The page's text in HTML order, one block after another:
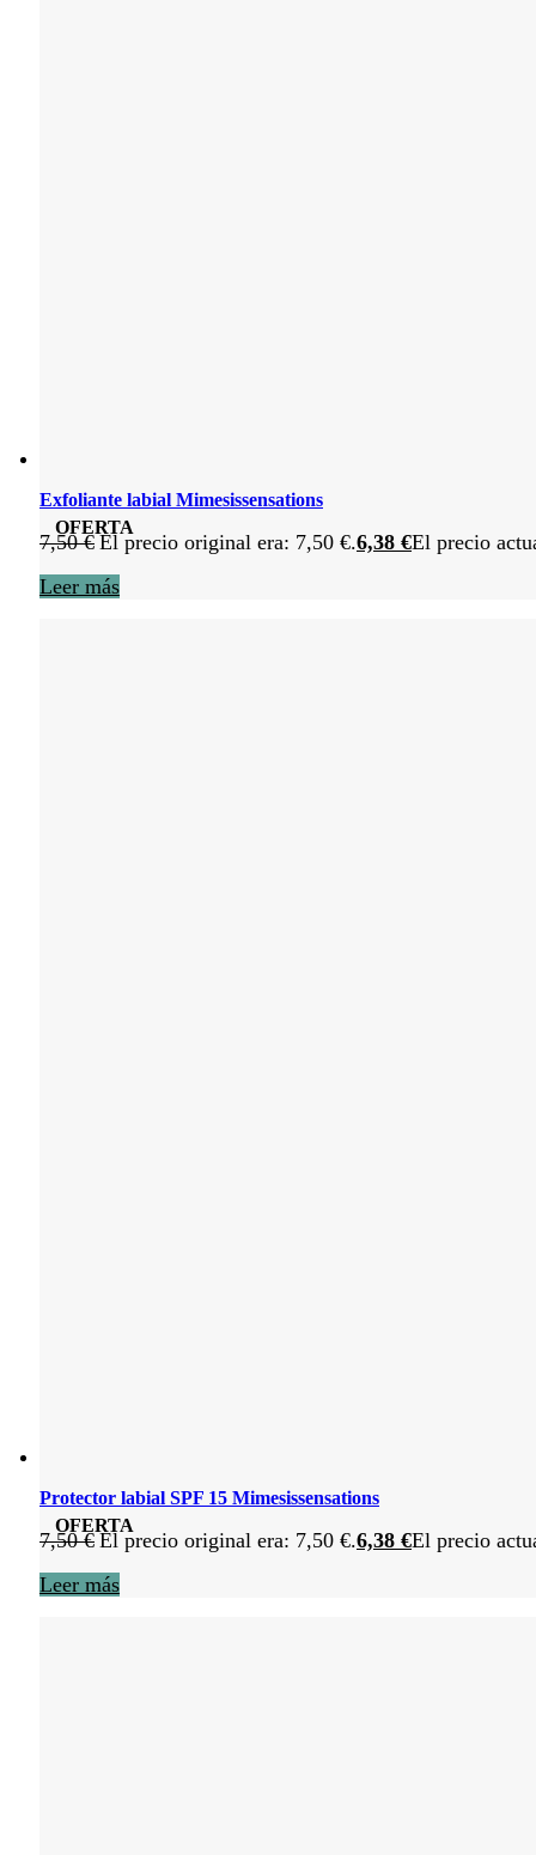
OFERTA
Exfoliante labial Mimesissensations
7,50€ El precio original era: 7,50 €.6,38 €El precio
Leer más
OFERTA
Protector labial SPF 15 Mimesissensations
7,50€ El precio original era: 7,50 €.6,38 €El precio
Leer más